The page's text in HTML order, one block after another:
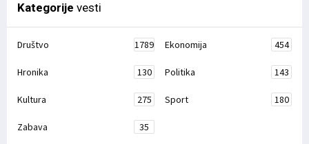
Kategorije vesti
Društvo 1789 Ekonomija 454
Hronika 130 Politika 143
Kultura 275 Sport 180
Zabava 35